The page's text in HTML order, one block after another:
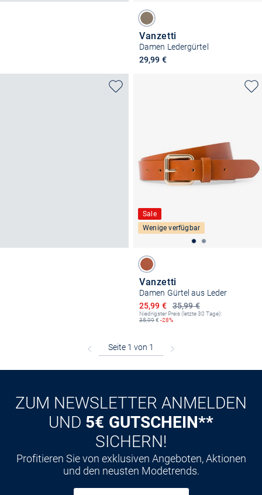
Vanzetti
Damen Ledergürtel
29,99 €
Sale
Wenige verfügbar
Vanzetti
Damen Gürtel aus Leder
35,99 €
Ermäßigter Preis
25,99 €
Niedrigster Preis (letzte 30 Tage):
35,99€ -28%
ZUM NEWSLETTER ANMELDEN
UND 5€ GUTSCHEIN**
SICHERN!
Profitieren Sie von exklusiven Angeboten, Aktionen
und den neusten Modetrends.